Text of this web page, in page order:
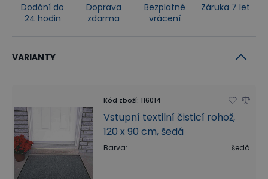
Dodání do
24 hodin
Doprava
zdarma
Bezplatné
vrácení
Záruka 7 let
VARIANTY
Kód zboží: 116014
Vstupní textilní čisticí rohož,
120 x 90 cm, šedá
Barva: šedá